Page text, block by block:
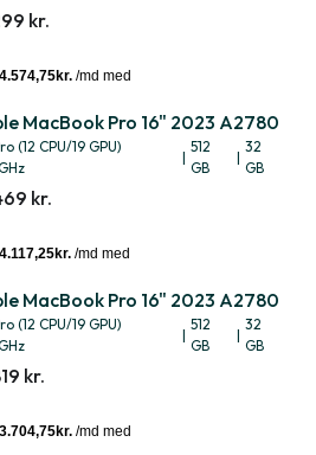
kr.
MacBook Pro 16" 2023 A2780
(12 CPU/19 GPU)
|
512
GB
|
32
GB
kr.
MacBook Pro 16" 2023 A2780
(12 CPU/19 GPU)
|
512
GB
|
32
GB
kr.